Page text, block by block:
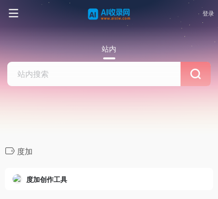
登录
站内
度加
度加创作工具